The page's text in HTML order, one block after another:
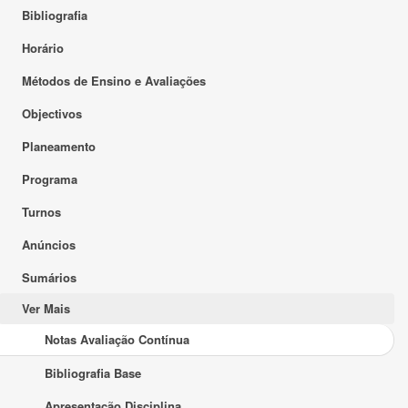
Bibliografia
Horário
Métodos de Ensino e Avaliações
Objectivos
Planeamento
Programa
Turnos
Anúncios
Sumários
Ver Mais
Notas Avaliação Contínua
Bibliografia Base